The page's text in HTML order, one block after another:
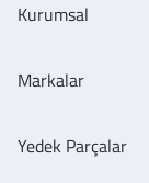
Kurumsal
Markalar
Yedek Parçalar